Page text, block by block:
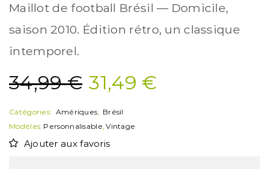
Maillot de football Brésil — Domicile,
saison 2010. Édition rétro, un classique
intemporel.
34,99€ 31,49 €
Catégories: Amériques, Brésil
Modèles: Personnalisable, Vintage
Ajouter aux favoris